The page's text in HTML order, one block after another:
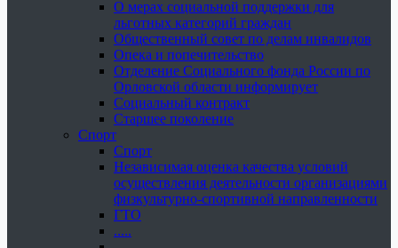
О мерах социальной поддержки для
льготных категорий граждан
Общественный совет по делам инвалидов
Опека и попечительство
Отделение Социального фонда России по
Орловской области информирует
Социальный контракт
Старшее поколение
Спорт
Спорт
Независимая оценка качества условий
осуществления деятельности организациями
физкультурно-спортивной направленности
ГТО
.....